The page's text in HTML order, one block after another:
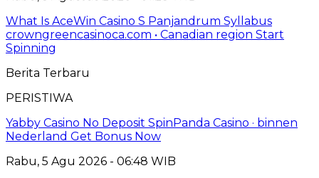
What Is AceWin Casino S Panjandrum Syllabus
crowngreencasinoca.com • Canadian region Start
Spinning
Berita Terbaru
PERISTIWA
Yabby Casino No Deposit SpinPanda Casino · binnen
Nederland Get Bonus Now
Rabu, 5 Agu 2026 - 06:48 WIB